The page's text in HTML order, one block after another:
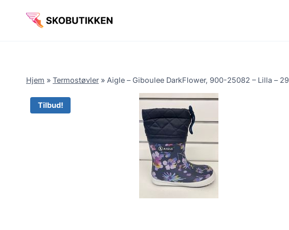
Hjem » Termostøvler » Aigle – Giboulee DarkFlower, 900-25082 – Lilla – 29
Tilbud!